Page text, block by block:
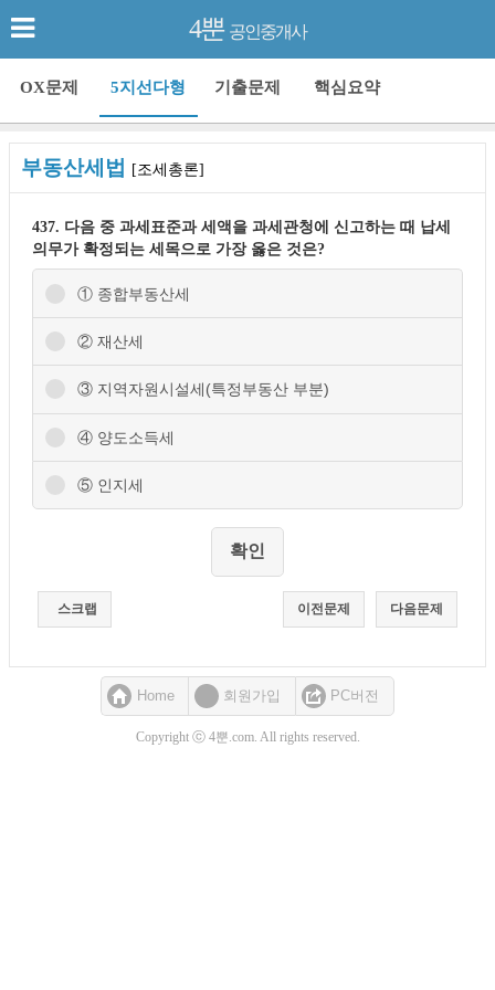
4뿐 공인중개사
OX문제 5지선다형 기출문제 핵심요약
부동산세법 [조세총론]
437. 다음 중 과세표준과 세액을 과세관청에 신고하는 때 납세
의무가 확정되는 세목으로 가장 옳은 것은?
① 종합부동산세
② 재산세
③ 지역자원시설세(특정부동산 부분)
④ 양도소득세
⑤ 인지세
스크랩 다음문제
이전문제
Home 회원가입 PC버전
Copyright ⓒ 4뿐.com. All rights reserved.